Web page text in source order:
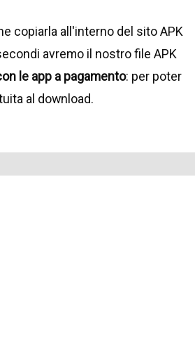
copiarla all'interno del sito APK
avremo il nostro file APK
le app a pagamento: per poter
al download.